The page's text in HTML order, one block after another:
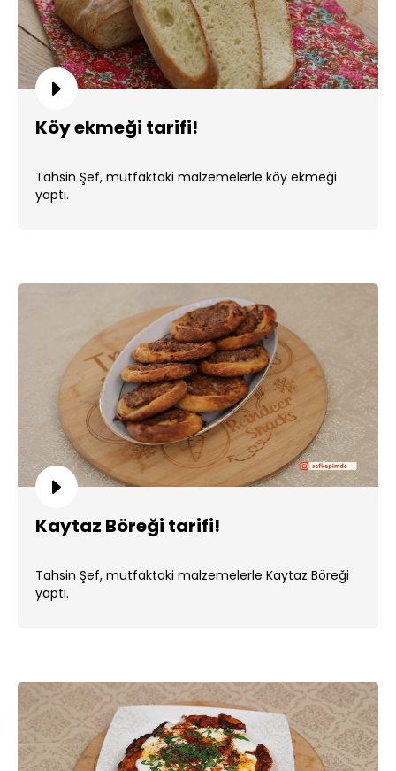
Köy ekmeği tarifi!
Tahsin Şef, mutfaktaki malzemelerle köy ekmeği
yaptı.
Kaytaz Böreği tarifi!
Tahsin Şef, mutfaktaki malzemelerle Kaytaz Böreği
yaptı.